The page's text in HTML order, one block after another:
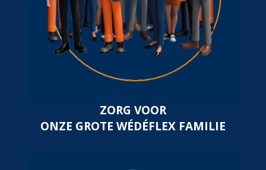
ZORG VOOR
ONZE GROTE WÉDÉFLEX FAMILIE